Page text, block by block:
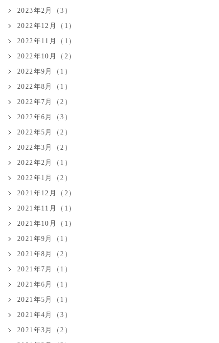
2023年2月（3）
2022年12月（1）
2022年11月（1）
2022年10月（2）
2022年9月（1）
2022年8月（1）
2022年7月（2）
2022年6月（3）
2022年5月（2）
2022年3月（2）
2022年2月（1）
2022年1月（2）
2021年12月（2）
2021年11月（1）
2021年10月（1）
2021年9月（1）
2021年8月（2）
2021年7月（1）
2021年6月（1）
2021年5月（1）
2021年4月（3）
2021年3月（2）